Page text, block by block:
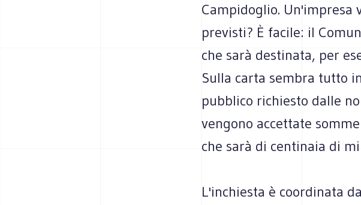
Campidoglio. Un'impresa
previsti? È facile: il
che sarà destinata, per
Sulla carta sembra tutto
pubblico richiesto dalle
vengono accettate
che sarà di centinaia di
L'inchiesta è coordinata